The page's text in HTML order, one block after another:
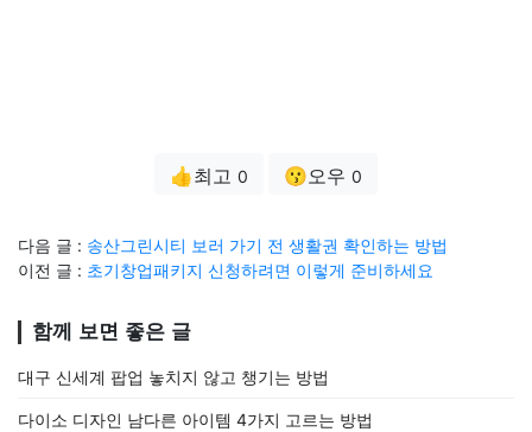
👍최고 0 😗오우 0
다음 글 : 송산그린시티 보러 가기 전 생활권 확인하는 방법
이전 글 : 초기창업패키지 신청하려면 이렇게 준비하세요
함께 보면 좋은 글
대구 신세계 팝업 놓치지 않고 챙기는 방법
다이소 디자인 남다른 아이템 4가지 고르는 방법